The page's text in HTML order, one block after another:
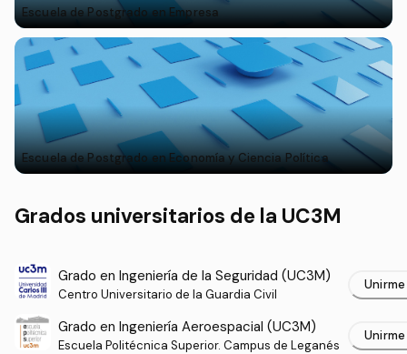
Escuela de Postgrado en Empresa
Escuela de Postgrado en Economía y Ciencia Política
Grados universitarios de la UC3M
Grado en Ingeniería de la Seguridad (UC3M)
Centro Universitario de la Guardia Civil
Unirme
Grado en Ingeniería Aeroespacial (UC3M)
Escuela Politécnica Superior. Campus de Leganés
Unirme